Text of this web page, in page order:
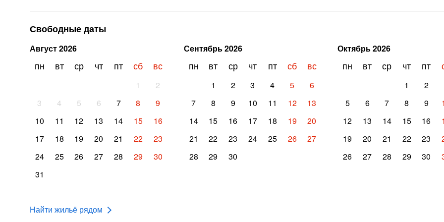
Свободные даты
Август2026
пн вт ср чт пт сб вс
1
2
3
4 5 6 7 8
9
10
11 12 13 14 15
16
17
18 19 20 21 22
23
24
25 26 27 28 29
30
31
Сентябрь2026
пн вт ср чт пт сб вс
1 2 3 4 5
6
7
8 9 10 11 12
13
14
15 16 17 18 19
20
21
22 23 24 25 26
27
28
29 30
Октябрь2026
пн вт ср чт пт
1 2
5
6 7 8 9
12
13 14 15 16
19
20 21 22 23
26
27 28 29 30
Найти жильё рядом